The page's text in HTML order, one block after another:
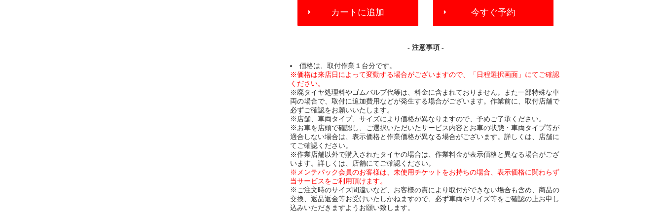
ADD
CART
カートに追加 今すぐ予約
- 注意事項 -
価格は、取付作業１台分です。
※価格は来店日によって変動する場合がございますので、「日程選択画面」にてご確認
ください。
※廃タイヤ処理料やゴムバルブ代等は、料金に含まれておりません。また一部特殊な車
両の場合で、取付に追加費用などが発生する場合がございます。作業前に、取付店舗で
必ずご確認をお願いいたします。
※店舗、車両タイプ、サイズにより価格が異なりますので、予めご了承ください。
※お車を店頭で確認し、ご選択いただいたサービス内容とお車の状態・車両タイプ等が
適合しない場合は、表示価格と作業価格が異なる場合がございます。詳しくは、店舗に
てご確認ください。
※作業店舗以外で購入されたタイヤの場合は、作業料金が表示価格と異なる場合がござ
います。詳しくは、店舗にてご確認ください。
※メンテパック会員のお客様は、未使用チケットをお持ちの場合、表示価格に関わらず
当サービスをご利用頂けます。
※ご注文時のサイズ間違いなど、お客様の責により取付ができない場合も含め、商品の
交換、返品返金等お受けいたしかねますので、必ず車両やサイズ等をご確認の上お申し
込みいただきますようお願い致します。